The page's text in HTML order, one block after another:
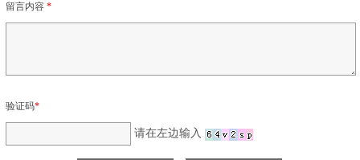
留言内容 *
验证码*
请在左边输入